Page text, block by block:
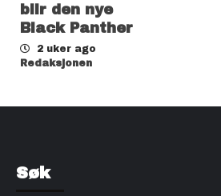
blir den nye
Black Panther
2 uker ago
Redaksjonen
Søk